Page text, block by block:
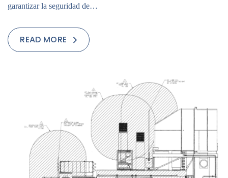
garantizar la seguridad de…
READ MORE